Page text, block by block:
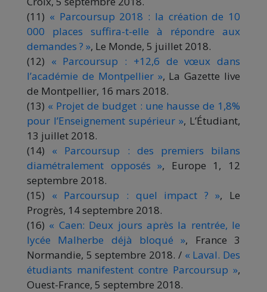
(11) « Parcoursup 2018 : la création de 10
000 places suffira-t-elle à répondre aux
demandes ? », Le Monde, 5 juillet 2018.
(12) « Parcoursup : +12,6 de vœux dans
l’académie de Montpellier », La Gazette live
de Montpellier, 16 mars 2018.
(13) « Projet de budget : une hausse de 1,8%
pour l’Enseignement supérieur », L’Étudiant,
13 juillet 2018.
(14) « Parcoursup : des premiers bilans
diamétralement opposés », Europe 1, 12
septembre 2018.
(15) « Parcoursup : quel impact ? », Le
Progrès, 14 septembre 2018.
(16) « Caen: Deux jours après la rentrée, le
lycée Malherbe déjà bloqué », France 3
Normandie, 5 septembre 2018. / « Laval. Des
étudiants manifestent contre Parcoursup »,
Ouest-France, 5 septembre 2018.